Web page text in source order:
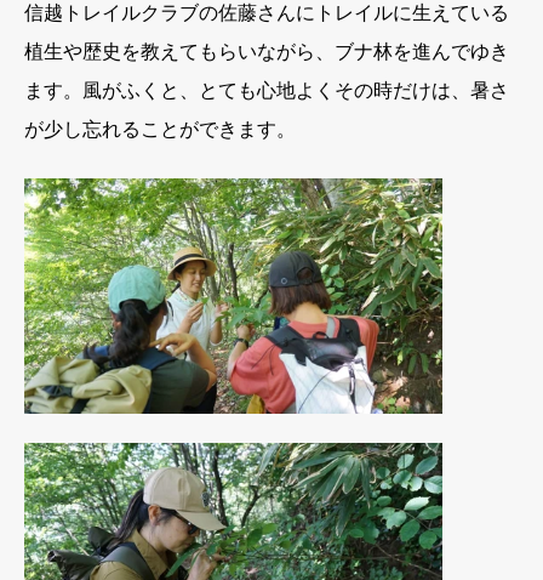
信越トレイルクラブの佐藤さんにトレイルに生えている
植生や歴史を教えてもらいながら、ブナ林を進んでゆき
ます。風がふくと、とても心地よくその時だけは、暑さ
が少し忘れることができます。